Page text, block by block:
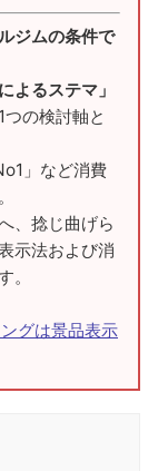
ジムの条件で
よるステマ」
の検討軸と
」など消費
、捻じ曲げら
示法および消
。
グは景品表示